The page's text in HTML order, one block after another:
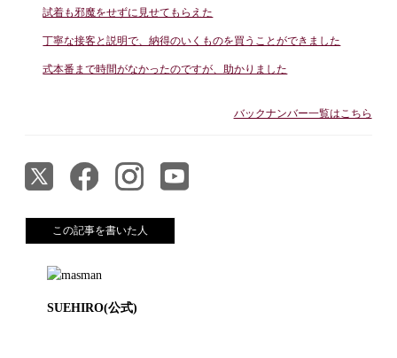
試着も邪魔をせずに見せてもらえた
丁寧な接客と説明で、納得のいくものを買うことができました
式本番まで時間がなかったのですが、助かりました
バックナンバー一覧はこちら
この記事を書いた人
SUEHIRO(公式)